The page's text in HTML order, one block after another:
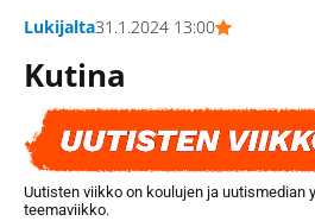
Lukijalta31.1.2024 13:00
Kutina
Uutisten viikko on koulujen ja uutismedian
teemaviikko.